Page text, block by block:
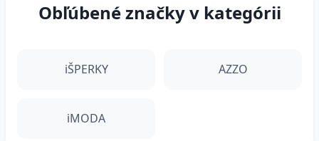
Obľúbené značky v kategórii
iŠPERKY AZZO
iMODA